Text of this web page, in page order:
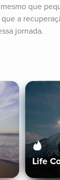
que
a
jornada.
Life